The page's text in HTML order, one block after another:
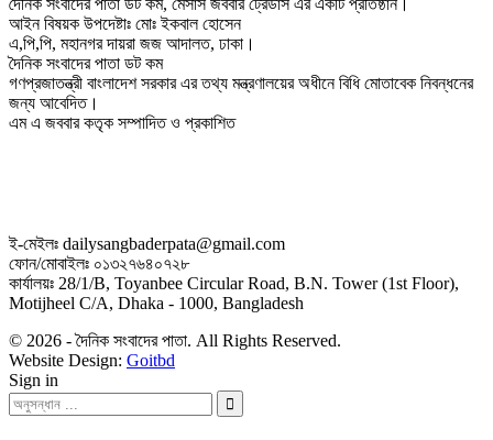
দৈনিক সংবাদের পাতা ডট কম, মেসার্স জববার ট্রেডার্স এর একটি প্রতিষ্ঠান।
আইন বিষয়ক উপদেষ্টাঃ মোঃ ইকবাল হোসেন
এ,পি,পি, মহানগর দায়রা জজ আদালত, ঢাকা।
দৈনিক সংবাদের পাতা ডট কম
গণপ্রজাতন্ত্রী বাংলাদেশ সরকার এর তথ্য মন্ত্রণালয়ের অধীনে বিধি মোতাবেক নিবন্ধনের
জন্য আবেদিত।
এম এ জববার কতৃক সম্পাদিত ও প্রকাশিত
ই-মেইলঃ dailysangbaderpata@gmail.com
ফোন/মোবাইলঃ ০১৩২৭৬৪০৭২৮
কার্যালয়ঃ 28/1/B, Toyanbee Circular Road, B.N. Tower (1st Floor),
Motijheel C/A, Dhaka - 1000, Bangladesh
© 2026 - দৈনিক সংবাদের পাতা. All Rights Reserved.
Website Design: Goitbd
Sign in